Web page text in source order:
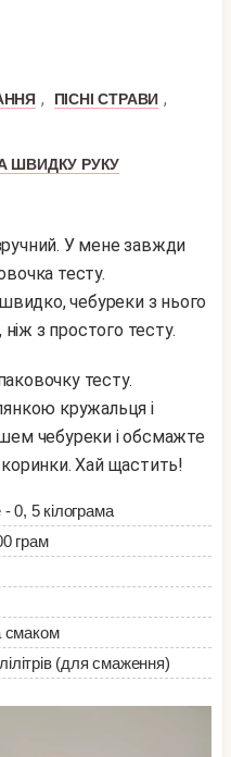
, ПІСНІ СТРАВИ ,
ШВИДКУ РУКУ
У мене завжди
тесту.
чебуреки з нього
з простого тесту.
кружальця і
чебуреки і обсмажте
Хай щастить!
0, 5 кілограма
грам
смаком
(для смаження)